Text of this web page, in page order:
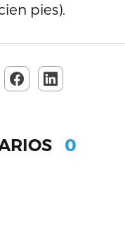
pies).
0